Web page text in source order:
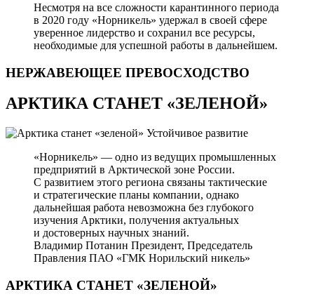
Несмотря на все сложности карантинного периода
в 2020 году «Норникель» удержал в своей сфере
уверенное лидерство и сохранил все ресурсы,
необходимые для успешной работы в дальнейшем.
НЕРЖАВЕЮЩЕЕ ПРЕВОСХОДСТВО
АРКТИКА СТАНЕТ «ЗЕЛЕНОЙ»
Устойчивое развитие
«Норникель» — одно из ведущих промышленных
предприятий в Арктической зоне России.
С развитием этого региона связаны тактические
и стратегические планы компании, однако
дальнейшая работа невозможна без глубокого
изучения Арктики, получения актуальных
и достоверных научных знаний.
Владимир Потанин Президент, Председатель
Правления ПАО «ГМК Норильский никель»
АРКТИКА СТАНЕТ «ЗЕЛЕНОЙ»